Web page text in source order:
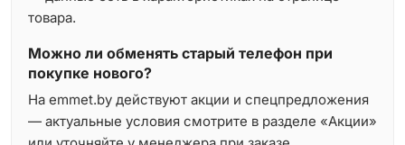
товара.
Можно ли обменять старый телефон при
покупке нового?
На emmet.by действуют акции и спецпредложения
— актуальные условия смотрите в разделе «Акции»